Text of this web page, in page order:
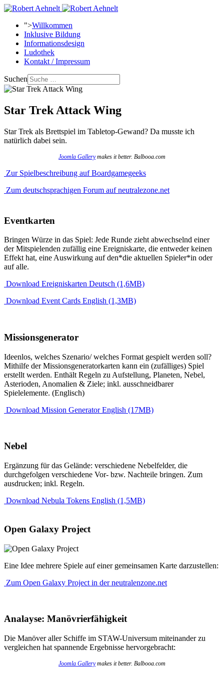
">Willkommen
Inklusive Bildung
Informationsdesign
Ludothek
Kontakt / Impressum
Suchen
Star Trek Attack Wing
Star Trek als Brettspiel im Tabletop-Gewand? Da musste ich
natürlich dabei sein.
Joomla Gallerymakes it better. Balbooa.com
Zur Spielbeschreibung auf Boardgamegeeks
Zum deutschsprachigen Forum auf neutralezone.net
Eventkarten
Bringen Würze in das Spiel: Jede Runde zieht abwechselnd einer
der Mitspielenden zufällig eine Ereigniskarte, die entweder keinen
Effekt hat, eine Auswirkung auf den*die aktuellen Spieler*in oder
auf alle.
Download Ereigniskarten Deutsch (1,6MB)
Download Event Cards English (1,3MB)
Missionsgenerator
Ideenlos, welches Szenario/ welches Format gespielt werden soll?
Mithilfe der Missionsgeneratorkarten kann ein (zufälliges) Spiel
erstellt werden. Enthält Regeln zu Aufstellung, Planeten, Nebel,
Asterioden, Anomalien & Ziele; inkl. ausschneidbarer
Spielelemente. (Englisch)
Download Mission Generator English (17MB)
Nebel
Ergänzung für das Gelände: verschiedene Nebelfelder, die
durchgefolgen verschiedene Vor- bzw. Nachteile bringen. Zum
ausdrucken; inkl. Regeln.
Download Nebula Tokens English (1,5MB)
Open Galaxy Project
Eine Idee mehrere Spiele auf einer gemeinsamen Karte darzustellen:
Zum Open Galaxy Project in der neutralenzone.net
Analayse: Manövrierfähigkeit
Die Manöver aller Schiffe im STAW-Universum miteinander zu
vergleichen hat spannende Ergebnisse hervorgebracht:
Joomla Gallerymakes it better. Balbooa.com